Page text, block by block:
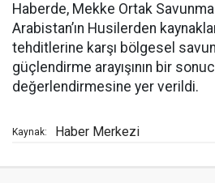
Haberde, Mekke Ortak Savunma
Arabistan’ın Husilerden
tehditlerine karşı bölgesel
güçlendirme arayışının bir
değerlendirmesine yer verildi.
Kaynak: Haber Merkezi